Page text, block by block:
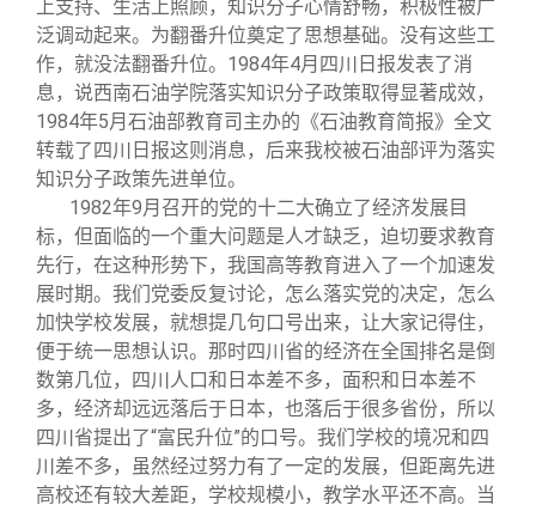
上支持、生活上照顾，知识分子心情舒畅，积极性被广
泛调动起来。为翻番升位奠定了思想基础。没有这些工
作，就没法翻番升位。1984年4月四川日报发表了消
息，说西南石油学院落实知识分子政策取得显著成效，
1984年5月石油部教育司主办的《石油教育简报》全文
转载了四川日报这则消息，后来我校被石油部评为落实
知识分子政策先进单位。
1982年9月召开的党的十二大确立了经济发展目
标，但面临的一个重大问题是人才缺乏，迫切要求教育
先行，在这种形势下，我国高等教育进入了一个加速发
展时期。我们党委反复讨论，怎么落实党的决定，怎么
加快学校发展，就想提几句口号出来，让大家记得住，
便于统一思想认识。那时四川省的经济在全国排名是倒
数第几位，四川人口和日本差不多，面积和日本差不
多，经济却远远落后于日本，也落后于很多省份，所以
四川省提出了“富民升位”的口号。我们学校的境况和四
川差不多，虽然经过努力有了一定的发展，但距离先进
高校还有较大差距，学校规模小，教学水平还不高。当